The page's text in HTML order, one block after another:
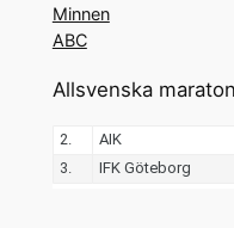
Minnen
ABC
Allsvenska